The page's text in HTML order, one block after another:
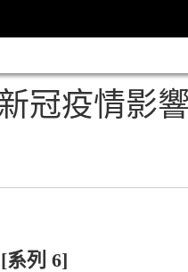
冠疫情影
系列 6]